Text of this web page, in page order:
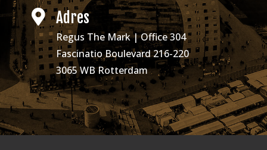
Adres
Regus The Mark | Office 304
Fascinatio Boulevard 216-220
3065 WB Rotterdam